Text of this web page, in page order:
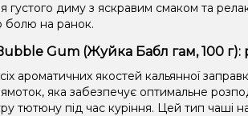
густого диму з яскравим смаком та
болю на ранок.
Gum (Жуйка Бабл гам, 100 г):
ароматичних якостей кальянної
яка забезпечує оптимальне
тютюну під час куріння. Цей тип чаші